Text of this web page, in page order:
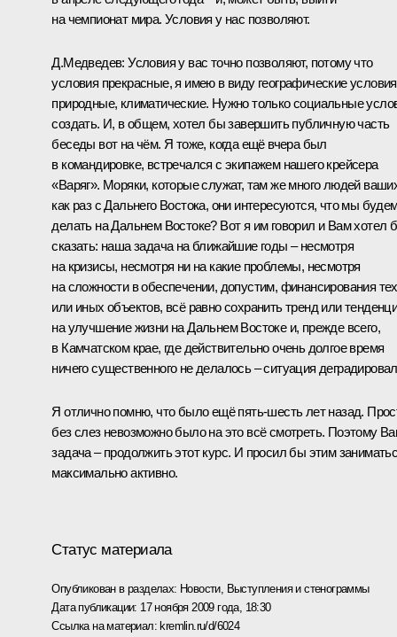
на чемпионат мира. Условия у нас позволяют.
Д.Медведев: Условия у вас точно позволяют, потому что
условия прекрасные, я имею в виду географические
природные, климатические. Нужно только социальные
создать. И, в общем, хотел бы завершить публичную часть
беседы вот на чём. Я тоже, когда ещё вчера был
в командировке, встречался с экипажем нашего крейсера
«Варяг». Моряки, которые служат, там же много людей
как раз с Дальнего Востока, они интересуются, что мы
делать на Дальнем Востоке? Вот я им говорил и Вам хотел
сказать: наша задача на ближайшие годы – несмотря
на кризисы, несмотря ни на какие проблемы, несмотря
на сложности в обеспечении, допустим, финансирования тех
или иных объектов, всё равно сохранить тренд или
на улучшение жизни на Дальнем Востоке и, прежде всего,
в Камчатском крае, где действительно очень долгое время
ничего существенного не делалось – ситуация
Я отлично помню, что было ещё пять-шесть лет назад.
без слез невозможно было на это всё смотреть. Поэтому
задача – продолжить этот курс. И просил бы этим
максимально активно.
Статус материала
Опубликован в разделах: Новости, Выступления и стенограммы
Дата публикации: 17 ноября 2009 года, 18:30
Ссылка на материал: kremlin.ru/d/6024